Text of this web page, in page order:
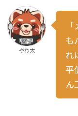
やわ太
も
れ
平
ん